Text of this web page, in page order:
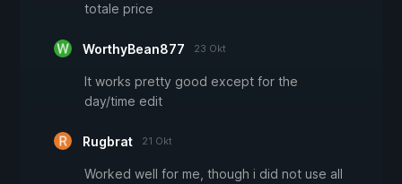
totale price
WorthyBean877 23 Okt
It works pretty good except for the
day/time edit
Rugbrat 21 Okt
Worked well for me, though i did not use all